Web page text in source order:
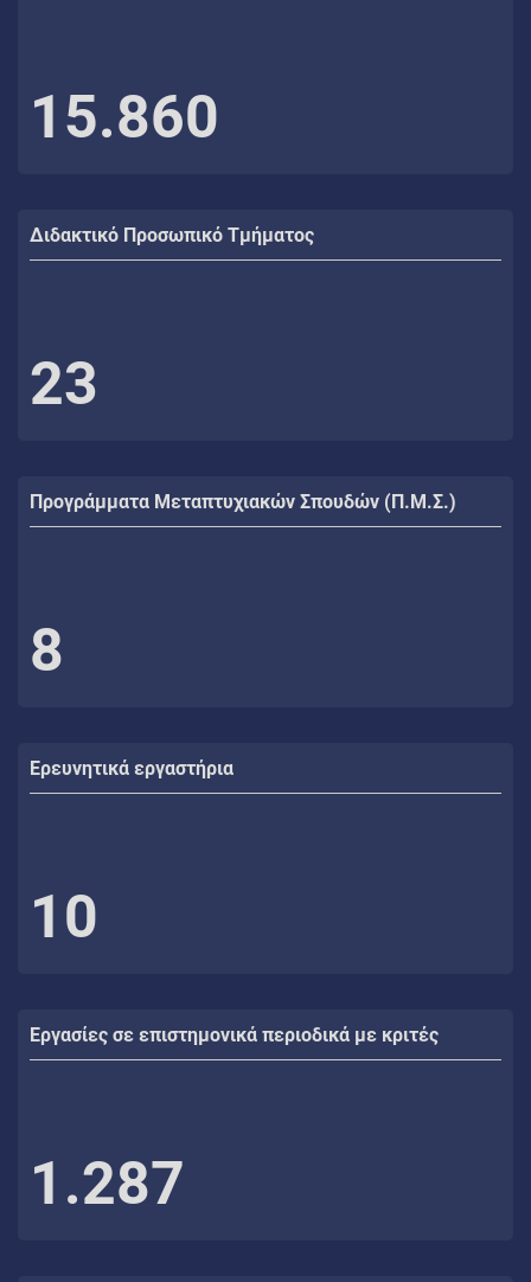
15.860
Διδακτικό Προσωπικό Τμήματος
23
Προγράμματα Μεταπτυχιακών Σπουδών (Π.Μ.Σ.)
8
Ερευνητικά εργαστήρια
10
Εργασίες σε επιστημονικά περιοδικά με κριτές
1.287